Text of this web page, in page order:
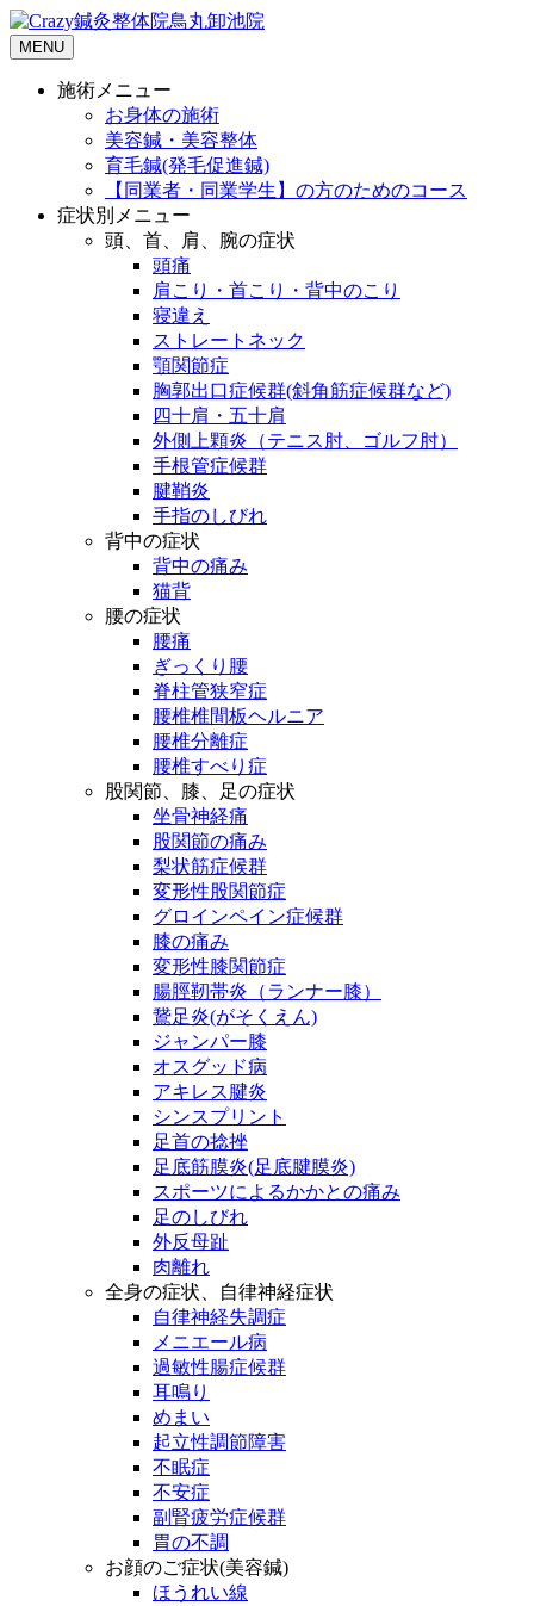
MENU
施術メニュー
お身体の施術
美容鍼・美容整体
育毛鍼(発毛促進鍼)
【同業者・同業学生】の方のためのコース
症状別メニュー
頭、首、肩、腕の症状
頭痛
肩こり・首こり・背中のこり
寝違え
ストレートネック
顎関節症
胸郭出口症候群(斜角筋症候群など)
四十肩・五十肩
外側上顆炎（テニス肘、ゴルフ肘）
手根管症候群
腱鞘炎
手指のしびれ
背中の症状
背中の痛み
猫背
腰の症状
腰痛
ぎっくり腰
脊柱管狭窄症
腰椎椎間板ヘルニア
腰椎分離症
腰椎すべり症
股関節、膝、足の症状
坐骨神経痛
股関節の痛み
梨状筋症候群
変形性股関節症
グロインペイン症候群
膝の痛み
変形性膝関節症
腸脛靭帯炎（ランナー膝）
鵞足炎(がそくえん)
ジャンパー膝
オスグッド病
アキレス腱炎
シンスプリント
足首の捻挫
足底筋膜炎(足底腱膜炎)
スポーツによるかかとの痛み
足のしびれ
外反母趾
肉離れ
全身の症状、自律神経症状
自律神経失調症
メニエール病
過敏性腸症候群
耳鳴り
めまい
起立性調節障害
不眠症
不安症
副腎疲労症候群
胃の不調
お顔のご症状(美容鍼)
ほうれい線